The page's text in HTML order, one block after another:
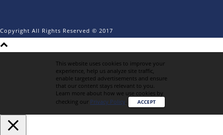
Copyright All Rights Reserved © 2017
This website uses cookies to improve your
experience, help us analyze site traffic,
enable targeted advertisements and ensure
that our content stays relevant to you.
Learn more about how we use cookies by
checking our Privacy Policy. ACCEPT